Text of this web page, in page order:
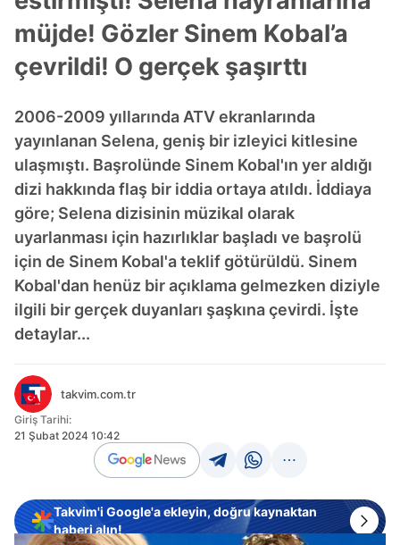
müjde! Gözler Sinem Kobal’a
çevrildi! O gerçek şaşırttı
2006-2009 yıllarında ATV ekranlarında
yayınlanan Selena, geniş bir izleyici kitlesine
ulaşmıştı. Başrolünde Sinem Kobal'ın yer aldığı
dizi hakkında flaş bir iddia ortaya atıldı. İddiaya
göre; Selena dizisinin müzikal olarak
uyarlanması için hazırlıklar başladı ve başrolü
için de Sinem Kobal'a teklif götürüldü. Sinem
Kobal'dan henüz bir açıklama gelmezken diziyle
ilgili bir gerçek duyanları şaşkına çevirdi. İşte
detaylar...
takvim.com.tr
Giriş Tarihi:
21 Şubat 2024 10:42
Takvim'i Google'a ekleyin, doğru kaynaktan
haberi alın!